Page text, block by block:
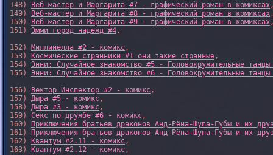
148)
Веб-мастер и Маргарита #7 - графический роман в комиксах
149)
Веб-мастер и Маргарита #8 - графический роман в комиксах
150)
Веб-мастер и Маргарита #9 - графический роман в комиксах
151) Эмми город надежд #4,
152) Миллинелла #2 - комикс,
153)
Космические странники #1 они такие странные,
154) Энни: Случайное знакомство #5 - Головокружительные
155) Энни: Случайное знакомство #6 - Головокружительные
156)
Вектор Инспектор #2 - комикс,
157) Дыра #5 - комикс,
158) Дыра #3 - комикс,
159) Секс по дружбе #6 - комикс,
160)
Приключения братьев драконов Анд-Рёна-Шупа-Губы и их
161)
Приключения братьев драконов Анд-Рёна-Шупа-Губы и их
162)
Квантум #2.11 - комикс,
163)
Квантум #2.12 - комикс,